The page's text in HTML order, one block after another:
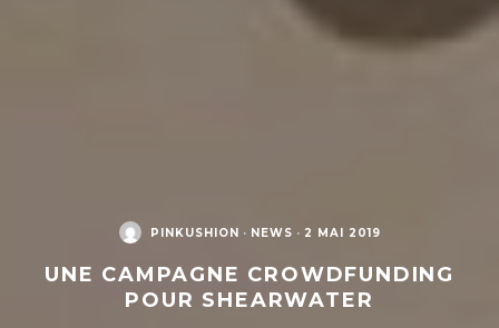
PINKUSHION · NEWS · 2 MAI 2019
UNE CAMPAGNE CROWDFUNDING
POUR SHEARWATER